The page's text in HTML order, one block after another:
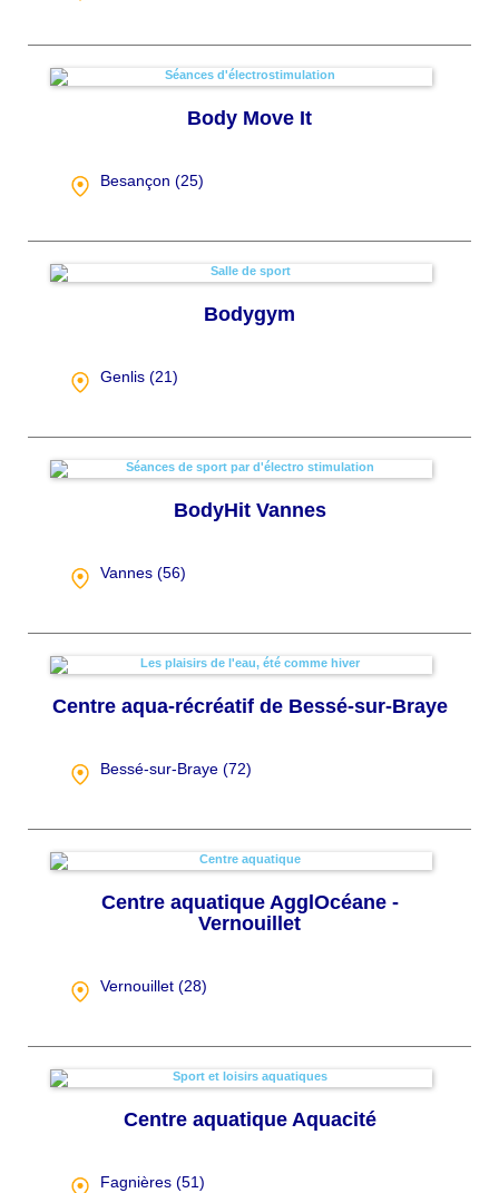
Body Move It
Besançon (25)
Bodygym
Genlis (21)
BodyHit Vannes
Vannes (56)
Centre aqua-récréatif de Bessé-sur-Braye
Bessé-sur-Braye (72)
Centre aquatique AgglOcéane -
Vernouillet
Vernouillet (28)
Centre aquatique Aquacité
Fagnières (51)